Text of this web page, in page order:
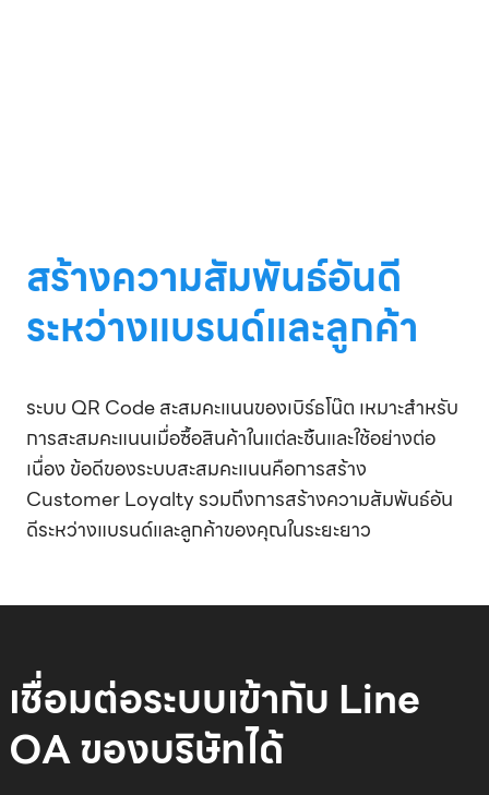
สร้างความสัมพันธ์อันดี
ระหว่างแบรนด์และลูกค้า
ระบบ QR Code สะสมคะแนนของเบิร์ธโน๊ต เหมาะสำหรับ
การสะสมคะแนนเมื่อซื้อสินค้าในแต่ละชิ้นและใช้อย่างต่อ
เนื่อง ข้อดีของระบบสะสมคะแนนคือการสร้าง
Customer Loyalty รวมถึงการสร้างความสัมพันธ์อัน
ดีระหว่างแบรนด์และลูกค้าของคุณในระยะยาว
เชื่อมต่อระบบเข้ากับ Line
OA ของบริษัทได้